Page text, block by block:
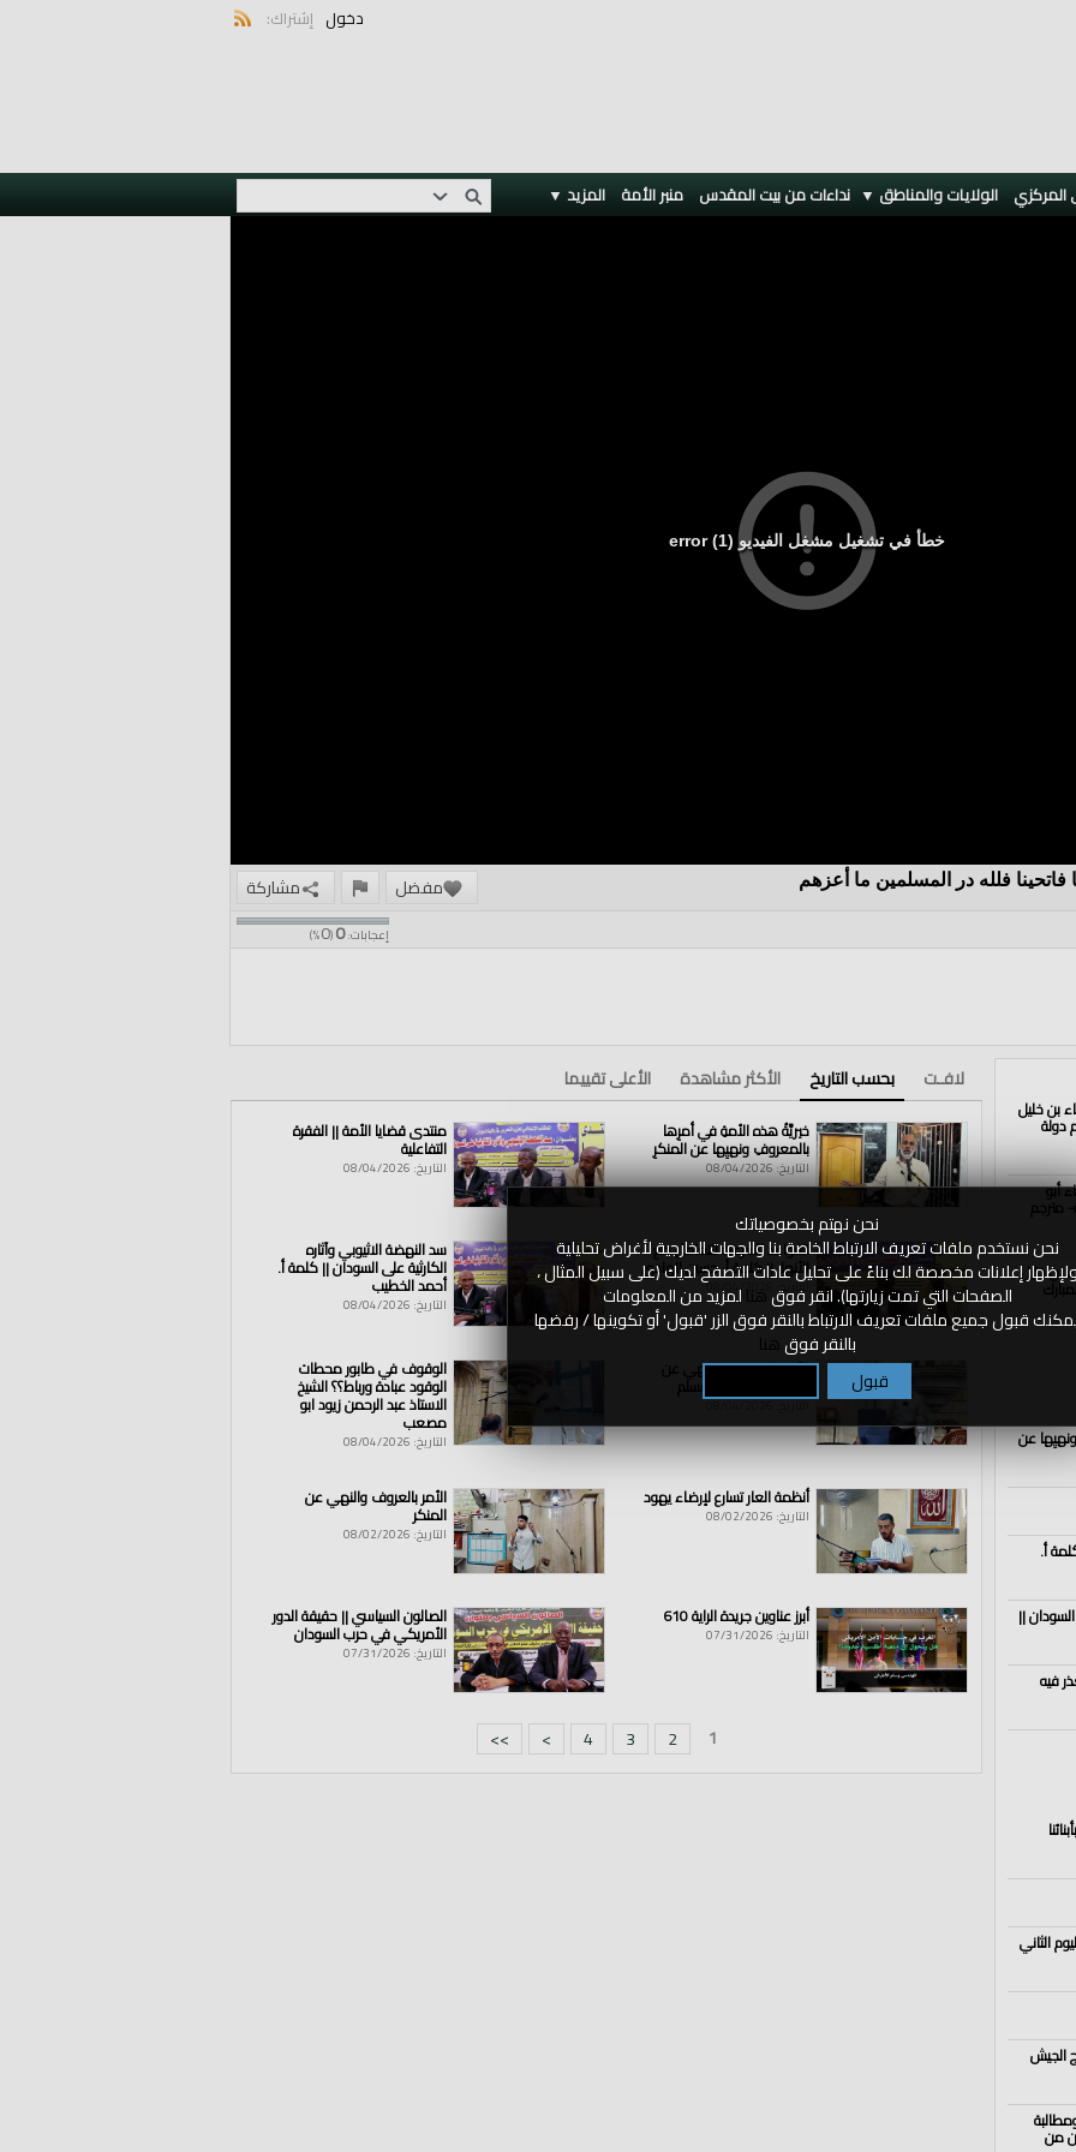
نحن نهتم بخصوصياتك
نحن نستخدم ملفات تعريف الارتباط الخاصة بنا والجهات الخارجية لأغراض تحليلية
ولإظهار إعلانات مخصصة لك بناءً على تحليل عادات التصفح لديك (على سبيل المثال ،
الصفحات التي تمت زيارتها). انقر فوق لمزيد من المعلومات
قبول جميع ملفات تعريف الارتباط بالنقر فوق الزر 'قبول' أو تكوينها / رفضها
بالنقر فوق
قبول
دخول إشتراك:
المركزي الولايات والمناطق ▼ نداءات من بيت المقدس منبر الأمة المزيد ▼
خطأ في تشغيل مشغل الفيديو (1) error
مفضل مشاركة فلله در المسلمين ما أعزهم
إعجابات:0
(
0
%)
|جيوشا فاتحينا|فلله|در|المسلمين|ما|أعزهم
بن خليل
الــ102 لهدم دولة
أبو
بن خليل
عن
أ.
السودان ||
فيه
الثاني
الجيش
من
لافـت بحسب التاريخ الأكثر مشاهدة الأعلى تقييما
خيريَّةُ هذه الأمةِ في أمرِها
بالمعروفِ ونهيِها عن المنكرِ
التاريخ: 08/04/2026
منتدى قضايا الأمة || الفقرة
التفاعلية
التاريخ: 08/04/2026
القواعد الشرعية للتعامل مع
الأنهار || كلمة أ. حسين الهادي
التاريخ: 08/04/2026
سد النهضة الاثيوبي وآثاره
الكارثية على السودان || كلمة أ.
أحمد الخطيب
التاريخ: 08/04/2026
الأمر بالمعروف و نهي عن
التاريخ: 08/04/2026
الوقوف في طابور محطات
الوقود عبادة ورباط؟؟ الشيخ
الاستاذ عبد الرحمن زيود ابو
مصعب
التاريخ: 08/04/2026
أنظمة العار تسارع لإرضاء يهود
التاريخ: 08/02/2026
الأمر بالعروف والنهي عن
المنكر
التاريخ: 08/02/2026
أبرز عناوين جريدة الراية 610
التاريخ: 07/31/2026
الصالون السياسي || حقيقة الدور
الأمريكي في حرب السودان
التاريخ: 07/31/2026
1
2
3
4
>
>>